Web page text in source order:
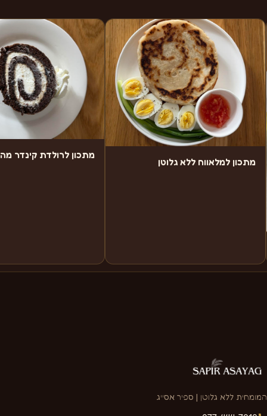
מתכון למלאווח ללא גלוטן
מתכון לרולדת קינדר
המומחית ללא גלוטן | ספיר אסייג